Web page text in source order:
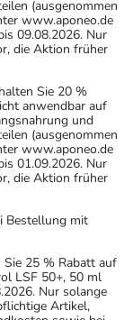
(ausgenommen
www.aponeo.de
09.08.2026. Nur
die Aktion früher
Sie 20 %
anwendbar auf
und
(ausgenommen
www.aponeo.de
01.09.2026. Nur
die Aktion früher
Bestellung mit
25 % Rabatt auf
LSF 50+, 50 ml
Nur solange
Artikel,